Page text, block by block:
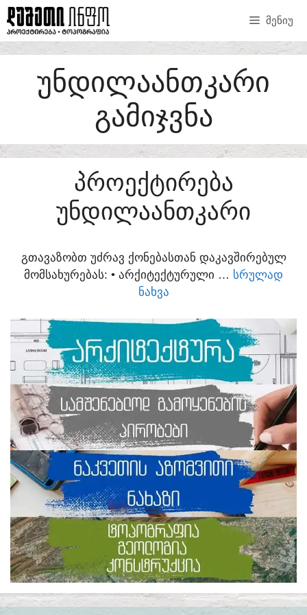
SKIP
TO
CONTENT
ᲛᲔᲜᲘᲣ
ᲣᲜᲓᲘᲚᲐᲐᲜᲗᲙᲐᲠᲘ
ᲒᲐᲛᲘᲯᲕᲜᲐ
ᲞᲠᲝᲔᲥᲢᲘᲠᲔᲑᲐ
ᲣᲜᲓᲘᲚᲐᲐᲜᲗᲙᲐᲠᲘ
ᲒᲗᲐᲕᲐᲖᲝᲑᲗ ᲣᲫᲠᲐᲕ ᲥᲝᲜᲔᲑᲐᲡᲗᲐᲜ ᲓᲐᲙᲐᲕᲨᲘᲠᲔᲑᲣᲚ
ᲛᲝᲛᲡᲐᲮᲣᲠᲔᲑᲐᲡ:​ • ᲐᲠᲥᲘᲢᲔᲥᲢᲣᲠᲣᲚᲘ … ᲡᲠᲣᲚᲐᲓ
ᲜᲐᲮᲕᲐ